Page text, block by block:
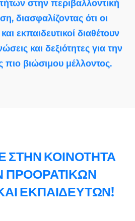
διασφαλίζοντας ότι οι
εκπαιδευτικοί διαθέτουν
και δεξιότητες για την
βιώσιμου μέλλοντος.
ΣΤΗΝ ΚΟΙΝΟΤΗΤΑ
ΠΡΟΟΡΑΤΙΚΩΝ
ΕΚΠΑΙΔΕΥΤΩΝ!